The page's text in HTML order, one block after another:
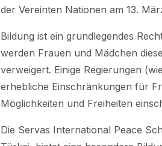
der Vereinten Nationen am 13.
Bildung ist ein grundlegendes
werden Frauen und Mädchen
verweigert. Einige Regierungen
erhebliche Einschränkungen für
Möglichkeiten und Freiheiten
Die Servas International Peace